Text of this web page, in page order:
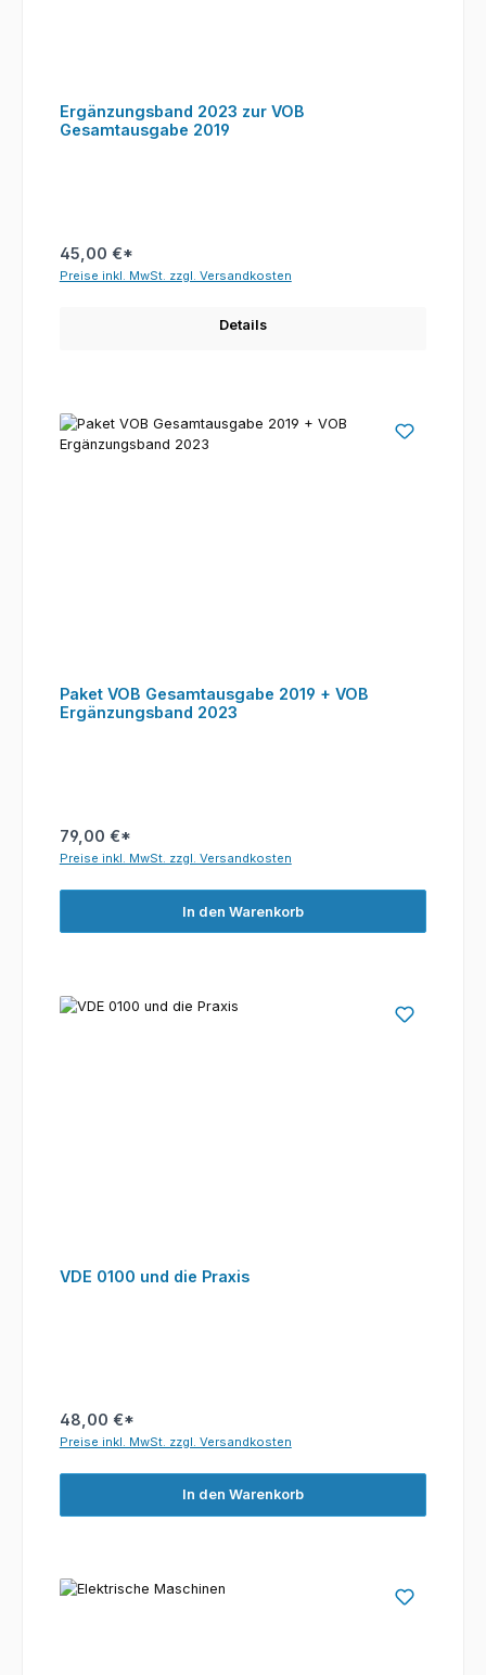
Ergänzungsband 2023 zur VOB
Gesamtausgabe 2019
45,00 €*
Preise inkl. MwSt. zzgl. Versandkosten
Details
Paket VOB Gesamtausgabe 2019 + VOB
Ergänzungsband 2023
79,00 €*
Preise inkl. MwSt. zzgl. Versandkosten
In den Warenkorb
VDE 0100 und die Praxis
48,00 €*
Preise inkl. MwSt. zzgl. Versandkosten
In den Warenkorb